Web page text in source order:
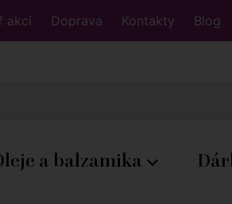
akcí Doprava Kontakty Blog
a balzamika